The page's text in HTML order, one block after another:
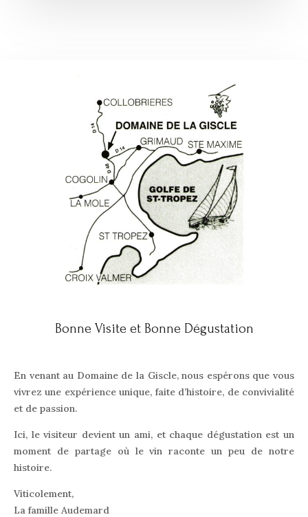
Bonne Visite et Bonne Dégustation
En venant au Domaine de la Giscle, nous espérons que vous
vivrez une expérience unique, faite d’histoire, de convivialité
et de passion.
Ici, le visiteur devient un ami, et chaque dégustation est un
moment de partage où le vin raconte un peu de notre
histoire.
Viticolement,
La famille Audemard